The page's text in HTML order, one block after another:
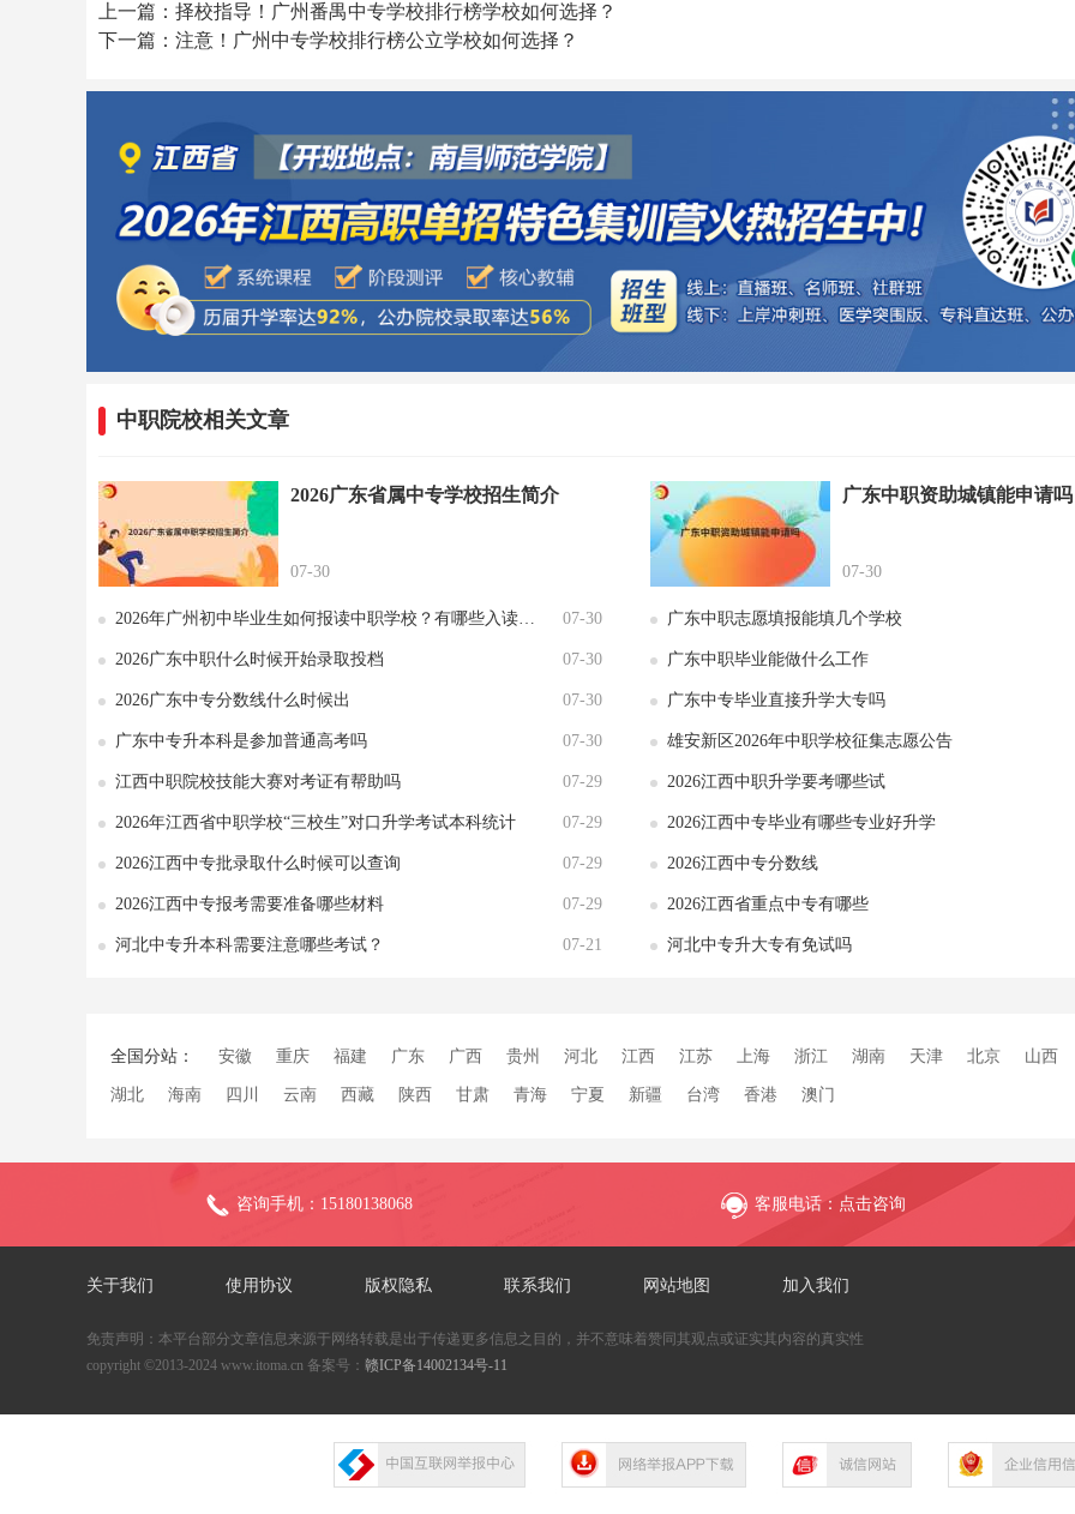
上一篇：择校指导！广州番禺中专学校排行榜学校如何选择？
下一篇：注意！广州中专学校排行榜公立学校如何选择？
中职院校相关文章
2026广东省属中专学校招生简介
07-30
广东中职资助城镇能申请吗
07-30
2026年广州初中毕业生如何报读中职学校？有哪些入读方式？ 07-30 广东中职志愿填报能填几个学校
2026广东中职什么时候开始录取投档 07-30 广东中职毕业能做什么工作
2026广东中专分数线什么时候出 07-30 广东中专毕业直接升学大专吗
广东中专升本科是参加普通高考吗 07-30 雄安新区2026年中职学校征集志愿公告
江西中职院校技能大赛对考证有帮助吗 07-29 2026江西中职升学要考哪些试
2026年江西省中职学校“三校生”对口升学考试本科统计 07-29 2026江西中专毕业有哪些专业好升学
2026江西中专批录取什么时候可以查询 07-29 2026江西中专分数线
2026江西中专报考需要准备哪些材料 07-29 2026江西省重点中专有哪些
河北中专升本科需要注意哪些考试？ 07-21 河北中专升大专有免试吗
全国分站： 安徽 重庆 福建 广东 广西 贵州 河北 江西 江苏 上海 浙江 湖南 天津 北京 山西
湖北 海南 四川 云南 西藏 陕西 甘肃 青海 宁夏 新疆 台湾 香港 澳门
咨询手机：15180138068 客服电话：点击咨询
关于我们 使用协议 版权隐私 联系我们 网站地图 加入我们
免责声明：本平台部分文章信息来源于网络转载是出于传递更多信息之目的，并不意味着赞同其观点或证实其内容的真实性
copyright ©2013-2024 www.itoma.cn 备案号： 赣ICP备14002134号-11